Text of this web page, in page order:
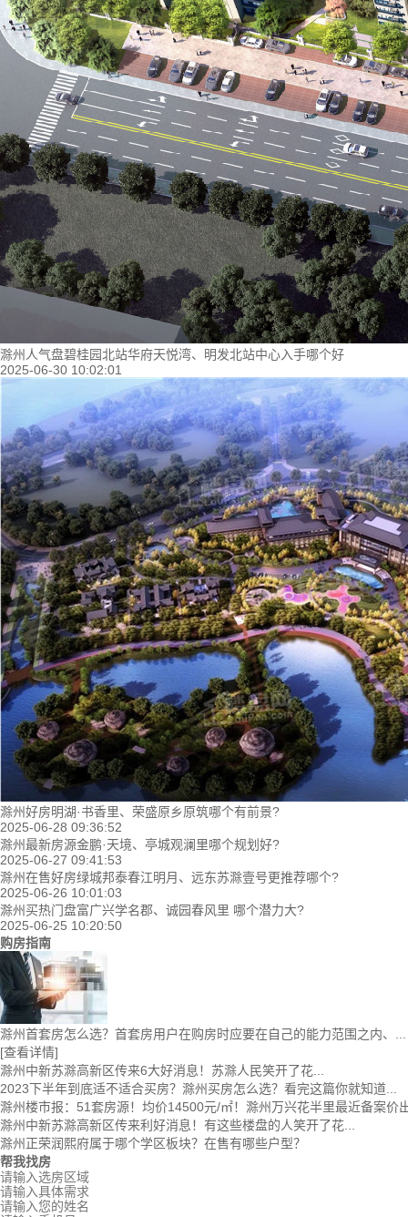
滁州人气盘碧桂园北站华府天悦湾、明发北站中心入手哪个好
2025-06-30 10:02:01
滁州好房明湖·书香里、荣盛原乡原筑哪个有前景?
2025-06-28 09:36:52
滁州最新房源金鹏·天境、亭城观澜里哪个规划好?
2025-06-27 09:41:53
滁州在售好房绿城邦泰春江明月、远东苏滁壹号更推荐哪个?
2025-06-26 10:01:03
滁州买热门盘富广兴学名郡、诚园春风里 哪个潜力大?
2025-06-25 10:20:50
购房指南
滁州首套房怎么选？首套房用户在购房时应要在自己的能力范围之内、...
[查看详情]
滁州中新苏滁高新区传来6大好消息！苏滁人民笑开了花...
2023下半年到底适不适合买房？滁州买房怎么选？看完这篇你就知道...
滁州楼市报：51套房源！均价14500元/㎡！滁州万兴花半里最近备案价
滁州中新苏滁高新区传来利好消息！有这些楼盘的人笑开了花...
滁州正荣润熙府属于哪个学区板块？在售有哪些户型？
帮我找房